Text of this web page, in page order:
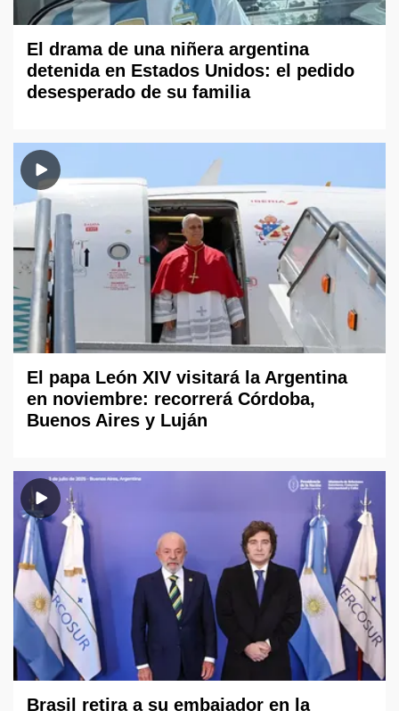
El drama de una niñera argentina
detenida en Estados Unidos: el pedido
desesperado de su familia
El papa León XIV visitará la Argentina
en noviembre: recorrerá Córdoba,
Buenos Aires y Luján
Brasil retira a su embajador en la